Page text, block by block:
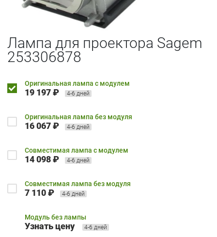
Лампа для проектора Sagem
253306878
Оригинальная лампа с модулем
19 197 ₽ 4-6 дней
Оригинальная лампа без модуля
16 067 ₽ 4-6 дней
Совместимая лампа с модулем
14 098 ₽ 4-6 дней
Совместимая лампа без модуля
7 110 ₽ 4-6 дней
Модуль без лампы
Узнать цену 4-6 дней